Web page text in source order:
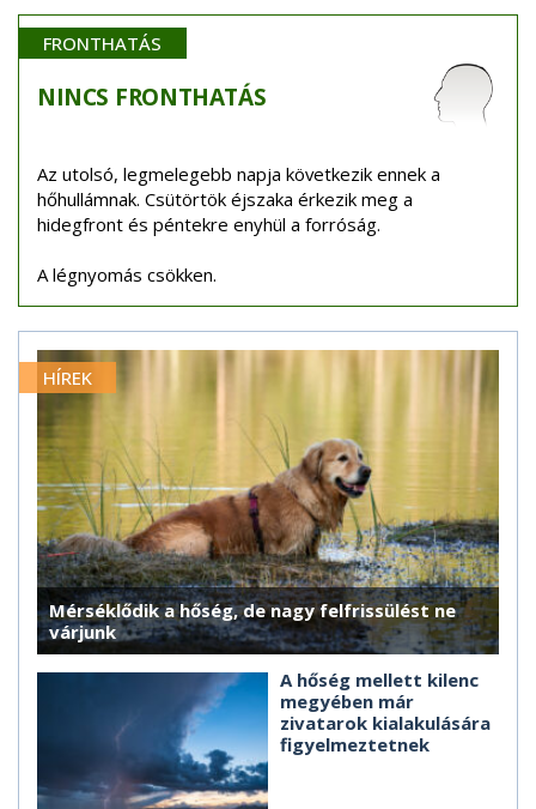
FRONTHATÁS
NINCS FRONTHATÁS
Az utolsó, legmelegebb napja következik ennek a
hőhullámnak. Csütörtök éjszaka érkezik meg a
hidegfront és péntekre enyhül a forróság.
A légnyomás csökken.
HÍREK
Mérséklődik a hőség, de nagy felfrissülést ne
várjunk
A hőség mellett kilenc
megyében már
zivatarok kialakulására
figyelmeztetnek